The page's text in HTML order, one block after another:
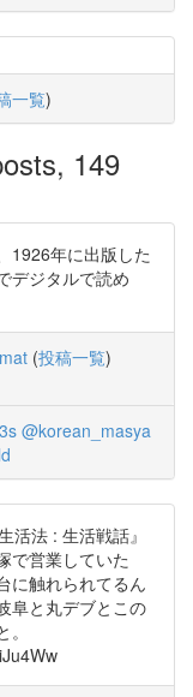
一覧)
149
1926年に出版した
デジタルで読め
(投稿一覧)
@korean_masya
活法 : 生活戦話』
で営業していた
に触れられてるん
阜と丸デブとこの